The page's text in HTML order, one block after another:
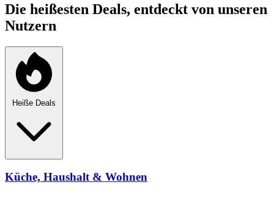
Die heißesten Deals, entdeckt von unseren
Nutzern
Heiße Deals
Küche, Haushalt & Wohnen